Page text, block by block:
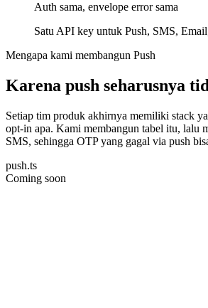
Auth sama, envelope error sama
Satu API key untuk Push, SMS,
Mengapa kami membangun Push
Karena push seharusnya
Setiap tim produk akhirnya memiliki stack
opt-in apa. Kami membangun tabel itu, lalu
SMS, sehingga OTP yang gagal via push
push.ts
Coming soon